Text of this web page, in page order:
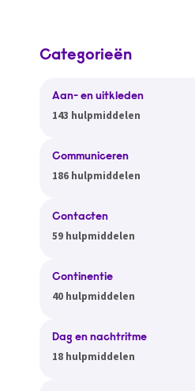
Categorieën
Aan- en uitkleden
143 hulpmiddelen
Communiceren
186 hulpmiddelen
Contacten
59 hulpmiddelen
Continentie
40 hulpmiddelen
Dag en nachtritme
18 hulpmiddelen